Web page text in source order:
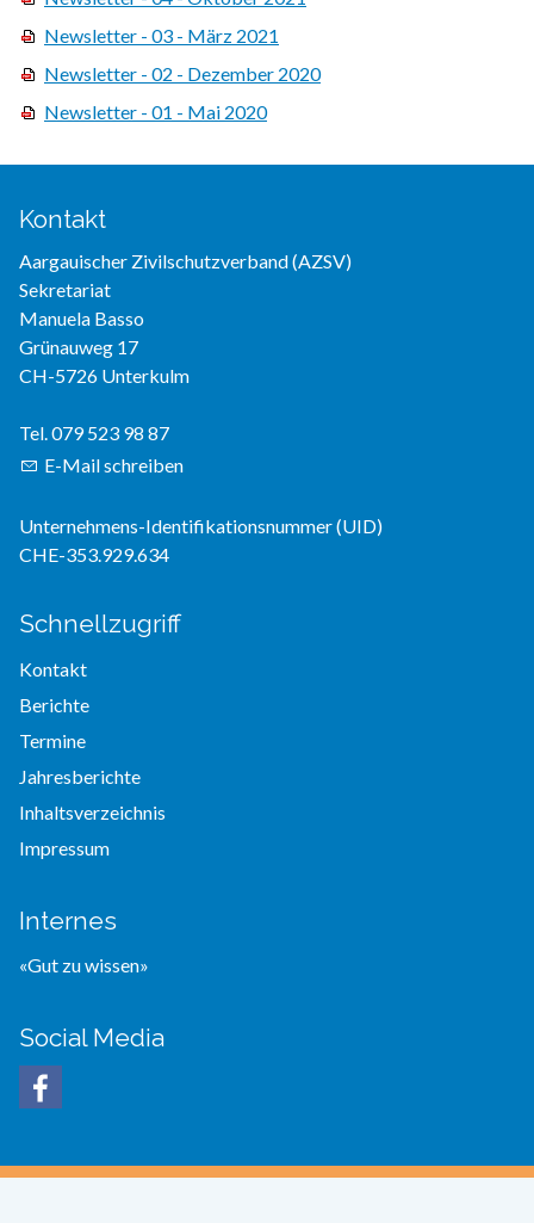
Newsletter - 03 - März 2021
Newsletter - 02 - Dezember 2020
Newsletter - 01 - Mai 2020
Kontakt
Aargauischer Zivilschutzverband (AZSV)
Sekretariat
Manuela Basso
Grünauweg 17
CH-5726 Unterkulm
Tel. 079 523 98 87
E-Mail schreiben
Unternehmens-Identifikationsnummer (UID)
CHE-353.929.634
Schnellzugriff
Kontakt
Berichte
Termine
Jahresberichte
Inhaltsverzeichnis
Impressum
Internes
«Gut zu wissen»
Social Media